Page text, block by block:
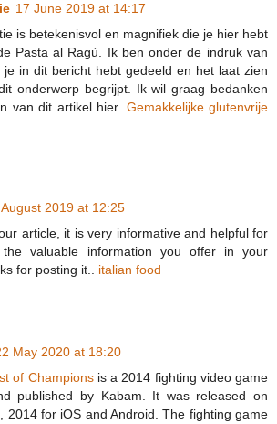
17 June 2019 at 14:17
is betekenisvol en magnifiek die je hier hebt
Pasta al Ragù. Ik ben onder de indruk van
je in dit bericht hebt gedeeld en het laat zien
onderwerp begrijpt. Ik wil graag bedanken
van dit artikel hier. Gemakkelijke glutenvrije
2019 at 12:25
article, it is very informative and helpful for
valuable information you offer in your
for posting it.. italian food
May 2020 at 18:20
of Championsis a 2014 fighting video game
published by Kabam. It was released on
2014 for iOS and Android. The fighting game